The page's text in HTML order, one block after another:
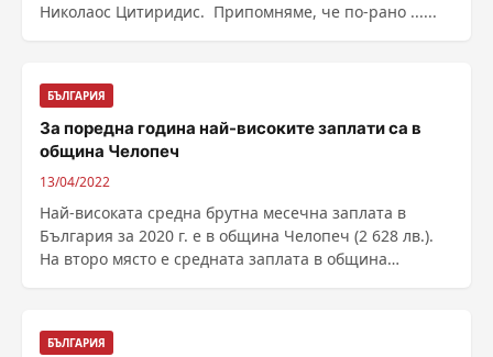
Николаос Цитиридис. Припомняме, че по-рано ......
БЪЛГАРИЯ
За поредна година най-високите заплати са в
община Челопеч
13/04/2022
Най-високата средна брутна месечна заплата в
България за 2020 г. е в община Челопеч (2 628 лв.).
На второ място е средната заплата в община
БЪЛГАРИЯ